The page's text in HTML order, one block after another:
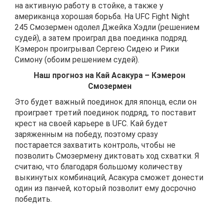
на активную работу в стойке, а также у
американца хорошая борьба. На UFC Fight Night
245 Смозермен одолел Джейка Хэдли (решением
судей), а затем проиграл два поединка подряд.
Кэмерон проигрывал Сергею Сидею и Рики
Симону (обоим решением судей).
Наш прогноз на Кай Асакура – Кэмерон
Смозермен
Это будет важный поединок для японца, если он
проиграет третий поединок подряд, то поставит
крест на своей карьере в UFC. Кай будет
заряженным на победу, поэтому сразу
постарается захватить контроль, чтобы не
позволить Смозермену диктовать ход схватки. Я
считаю, что благодаря большому количеству
выкинутых комбинаций, Асакура сможет донести
один из панчей, который позволит ему досрочно
победить.